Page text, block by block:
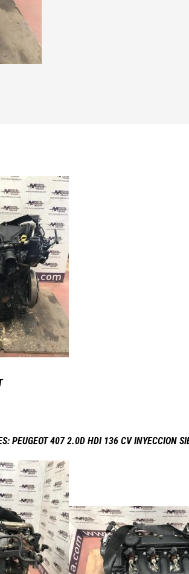
PEUGEOT 407 2.0D HDI 136 CV INYECCION